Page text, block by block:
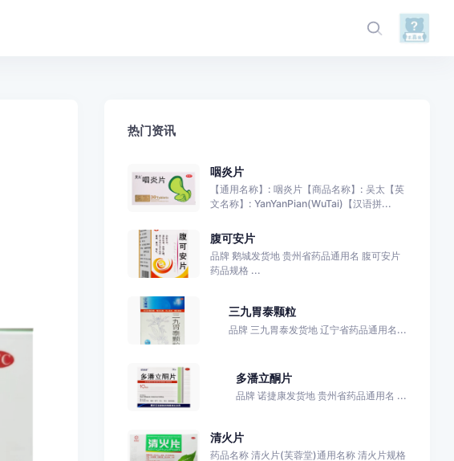
热门资讯
咽炎片
【通用名称】: 咽炎片【商品名称】: 吴太【英
文名称】: YanYanPian(WuTai)【汉语拼...
腹可安片
品牌 鹅城发货地 贵州省药品通用名 腹可安片
药品规格 ...
三九胃泰颗粒
品牌 三九胃泰发货地 辽宁省药品通用名...
多潘立酮片
品牌 诺捷康发货地 贵州省药品通用名 ...
清火片
药品名称 清火片(芙蓉堂)通用名称 清火片规格